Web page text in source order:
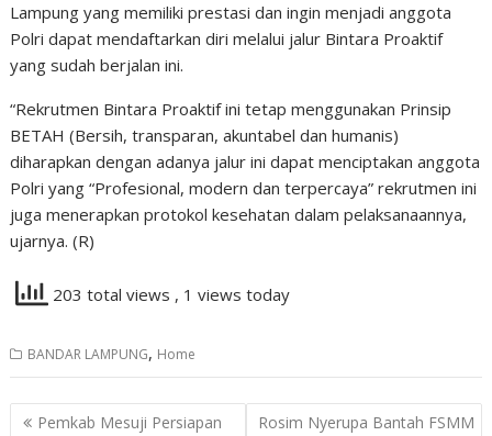
Lampung yang memiliki prestasi dan ingin menjadi anggota
Polri dapat mendaftarkan diri melalui jalur Bintara Proaktif
yang sudah berjalan ini.
“Rekrutmen Bintara Proaktif ini tetap menggunakan Prinsip
BETAH (Bersih, transparan, akuntabel dan humanis)
diharapkan dengan adanya jalur ini dapat menciptakan anggota
Polri yang “Profesional, modern dan terpercaya” rekrutmen ini
juga menerapkan protokol kesehatan dalam pelaksanaannya,
ujarnya. (R)
203 total views , 1 views today
BANDAR LAMPUNG, Home
Navigasi
Pemkab Mesuji Persiapan
Rosim Nyerupa Bantah FSMM